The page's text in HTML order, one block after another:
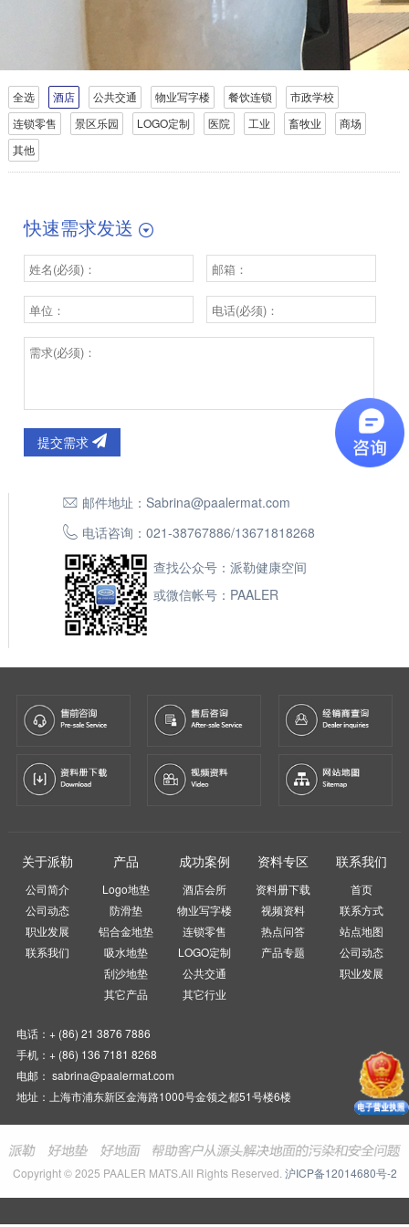
全选 酒店 公共交通 物业写字楼 餐饮连锁
市政学校
连锁零售
景区乐园 LOGO定制 医院 工业 畜牧业
商场
其他
快速需求发送
提交需求
邮件地址： Sabrina@paalermat.com
电话咨询： 021-38767886/13671818268
查找公众号：派勒健康空间
或微信帐号：PAALER
关于派勒
公司简介
公司动态
职业发展
联系我们
产品
Logo地垫
防滑垫
铝合金地垫
吸水地垫
刮沙地垫
其它产品
成功案例
酒店会所
物业写字楼
连锁零售
LOGO定制
公共交通
其它行业
资料专区
资料册下载
视频资料
热点问答
产品专题
联系我们
首页
联系方式
站点地图
公司动态
职业发展
电话：+ (86) 21 3876 7886
手机：+ (86) 136 7181 8268
电邮： sabrina@paalermat.com
地址：上海市浦东新区金海路1000号金领之都51号楼6楼
Copyright © 2025 PAALER MATS.All Rights Reserved. 沪ICP备12014680号-2